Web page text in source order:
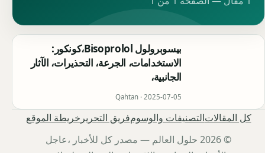
بيسوبرولول Bisoprolol،كونكور:
الاستخدامات، الجرعة، التحذيرات، الآثار
الجانبية،
Qahtan · 2025-07-05
كل المقالاتالتصنيفات والوسومفريق التحرير خريطة الموقع
© 2026 حلول العالم — مصدر كل للأخبار ،عاجل